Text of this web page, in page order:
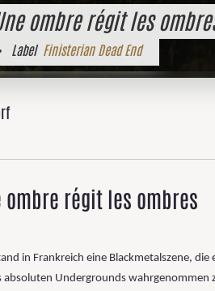
ombre régit les
Finisterian Dead End
ombre régit les ombres
in Frankreich eine Blackmetalszene,
absoluten Undergrounds wahrgenommen